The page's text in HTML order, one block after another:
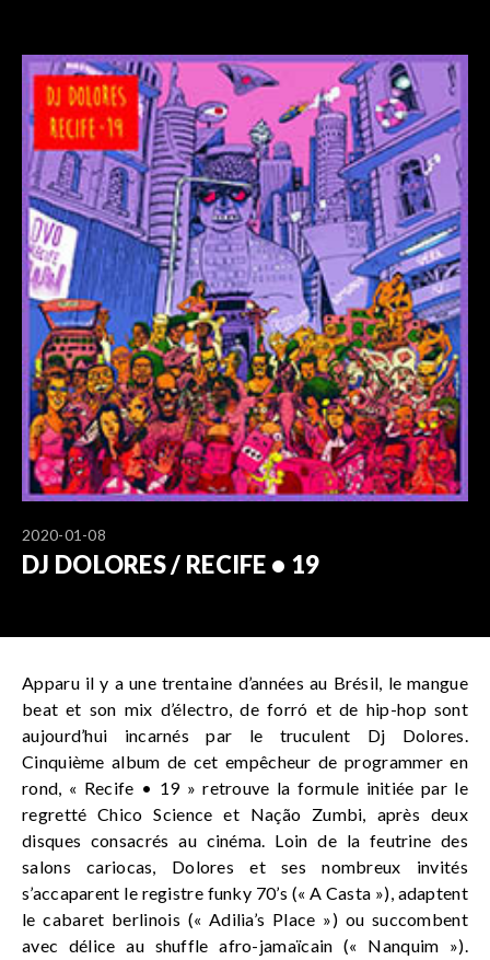
2020-01-08
DJ DOLORES / RECIFE • 19
Apparu il y a une trentaine d’années au Brésil, le mangue
beat et son mix d’électro, de forró et de hip-hop sont
aujourd’hui incarnés par le truculent Dj Dolores.
Cinquième album de cet empêcheur de programmer en
rond, « Recife • 19 » retrouve la formule initiée par le
regretté Chico Science et Nação Zumbi, après deux
disques consacrés au cinéma. Loin de la feutrine des
salons cariocas, Dolores et ses nombreux invités
s’accaparent le registre funky 70’s (« A Casta »), adaptent
le cabaret berlinois (« Adilia’s Place ») ou succombent
avec délice au shuffle afro-jamaïcain (« Nanquim »).